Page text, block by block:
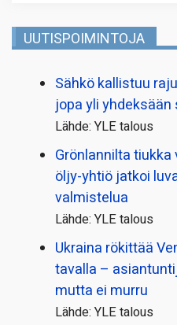
UUTISPOIMINTOJA
Sähkö kallistuu
jopa yli
Lähde: YLE talous
Grönlannilta
öljy-yhtiö jatkoi
valmistelua
Lähde: YLE talous
Ukraina rökittää
tavalla –
mutta ei murru
Lähde: YLE talous